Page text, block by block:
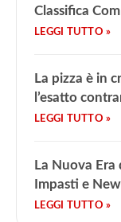
Classifica
La pizza è in
l’esatto
La Nuova Era
Impasti e